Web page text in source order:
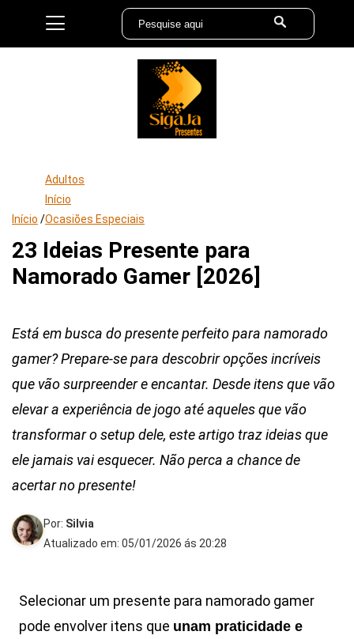
Início /
Adultos
Início
Ocasiões Especiais
23 Ideias Presente para
Namorado Gamer [2026]
Está em busca do presente perfeito para namorado
gamer? Prepare-se para descobrir opções incríveis
que vão surpreender e encantar. Desde itens que vão
elevar a experiência de jogo até aqueles que vão
transformar o setup dele, este artigo traz ideias que
ele jamais vai esquecer. Não perca a chance de
acertar no presente!
Por: Silvia
Atualizado em: 05/01/2026 ás 20:28
Selecionar um presente para namorado gamer
pode envolver itens que unam praticidade e